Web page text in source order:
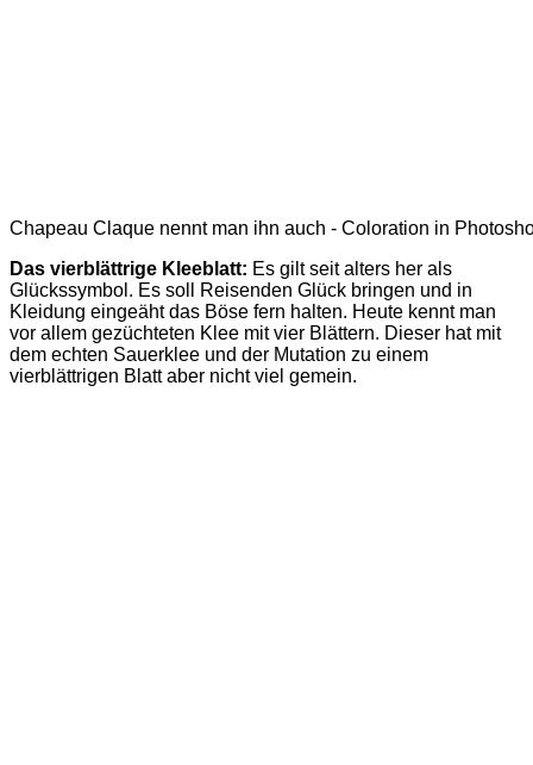
Chapeau Claque nennt man ihn auch - Coloration in
Das vierblättrige Kleeblatt: Es gilt seit alters her als
Glückssymbol. Es soll Reisenden Glück bringen und in
Kleidung eingeäht das Böse fern halten. Heute kennt man
vor allem gezüchteten Klee mit vier Blättern. Dieser hat mit
dem echten Sauerklee und der Mutation zu einem
vierblättrigen Blatt aber nicht viel gemein.